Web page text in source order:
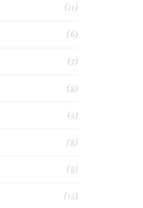
(11)
(6)
(7)
(8)
(5)
(8)
(8)
(15)